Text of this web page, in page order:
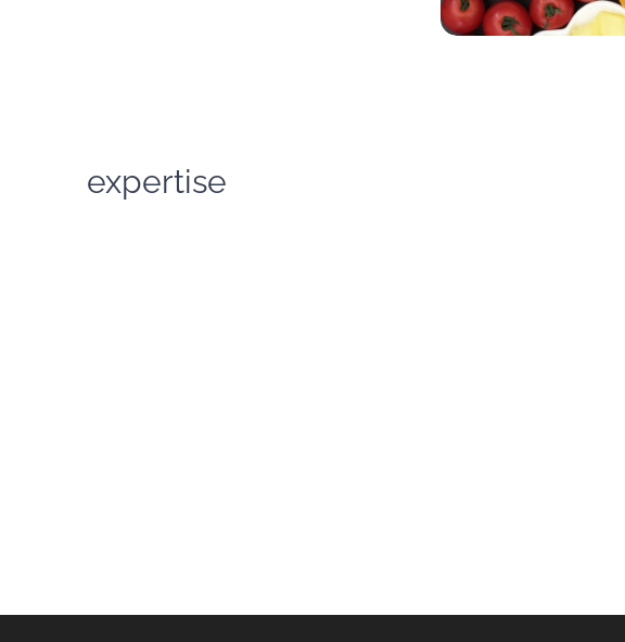
expertise